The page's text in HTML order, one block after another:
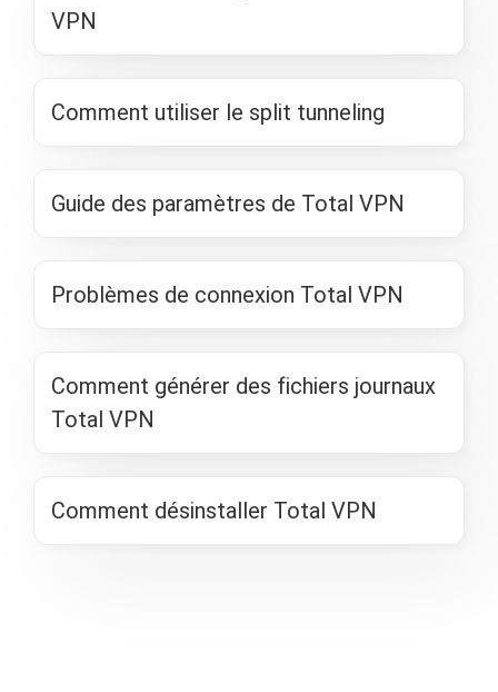
VPN
Comment utiliser le split tunneling
Guide des paramètres de Total VPN
Problèmes de connexion Total VPN
Comment générer des fichiers journaux
Total VPN
Comment désinstaller Total VPN